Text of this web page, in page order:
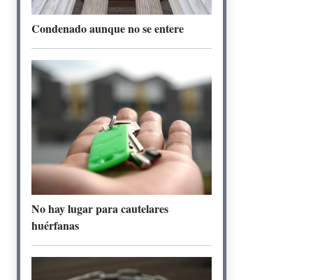
Condenado aunque no se entere
No hay lugar para cautelares
huérfanas